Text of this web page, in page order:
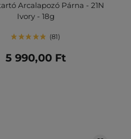
Arcalapozó Párna - 21N
Ivory - 18g
81
5 990,00 Ft